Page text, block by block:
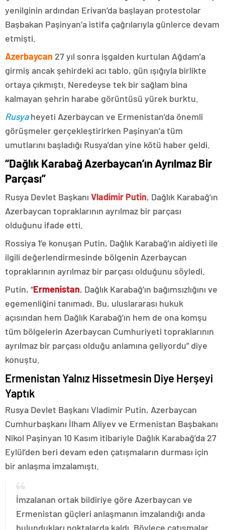
yenilginin ardından Erivan’da başlayan protestolar
Başbakan Paşinyan’a istifa çağrılarıyla günlerce devam
etmişti.
Azerbaycan 27 yıl sonra işgalden kurtulan Ağdam’a
girmiş ancak şehirdeki acı tablo, gün ışığıyla birlikte
ortaya çıkmıştı. Neredeyse tek bir sağlam bina
kalmayan şehrin harabe görüntüsü yürek burktu.
Rusyaheyeti Azerbaycan ve Ermenistan’da önemli
görüşmeler gerçekleştirirken Paşinyan’a tüm
umutlarını başladığı Rusya’dan yine kötü haber geldi.
“Dağlık Karabağ Azerbaycan’ın Ayrılmaz Bir
Parçası”
Rusya Devlet Başkanı Vladimir Putin, Dağlık Karabağ’ın
Azerbaycan topraklarının ayrılmaz bir parçası
olduğunu ifade etti.
Rossiya 1’e konuşan Putin, Dağlık Karabağ’ın aidiyeti ile
ilgili değerlendirmesinde bölgenin Azerbaycan
topraklarının ayrılmaz bir parçası olduğunu söyledi.
Putin, “Ermenistan, Dağlık Karabağ’ın bağımsızlığını ve
egemenliğini tanımadı. Bu, uluslararası hukuk
açısından hem Dağlık Karabağ’ın hem de ona komşu
tüm bölgelerin Azerbaycan Cumhuriyeti topraklarının
ayrılmaz bir parçası olduğu anlamına geliyordu” diye
konuştu.
Ermenistan Yalnız Hissetmesin Diye Herşeyi
Yaptık
Rusya Devlet Başkanı Vladimir Putin, Azerbaycan
Cumhurbaşkanı İlham Aliyev ve Ermenistan Başbakanı
Nikol Paşinyan 10 Kasım itibariyle Dağlık Karabağ’da 27
Eylül’den beri devam eden çatışmaların durması için
bir anlaşma imzalamıştı.
İmzalanan ortak bildiriye göre Azerbaycan ve
Ermenistan güçleri anlaşmanın imzalandığı anda
bulundukları noktalarda kaldı. Böylece çatışmalar